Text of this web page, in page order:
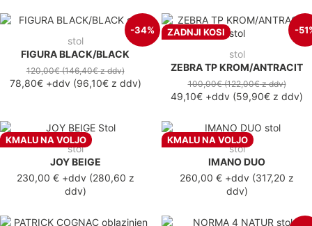
-34%
stol
FIGURA BLACK/BLACK
120,00€(146,40€z ddv)
78,80€+ddv(96,10€z ddv)
ZADNJI KOSI -
stol
ZEBRA TP KROM/ANTRACIT
100,00€(122,00€z ddv)
49,10€ +ddv (59,90€ z ddv)
KMALU NA VOLJO
stol
JOY BEIGE
230,00 €+ddv(280,60 z
ddv)
KMALU NA VOLJO
stol
IMANO DUO
260,00 € +ddv (317,20 z
ddv)